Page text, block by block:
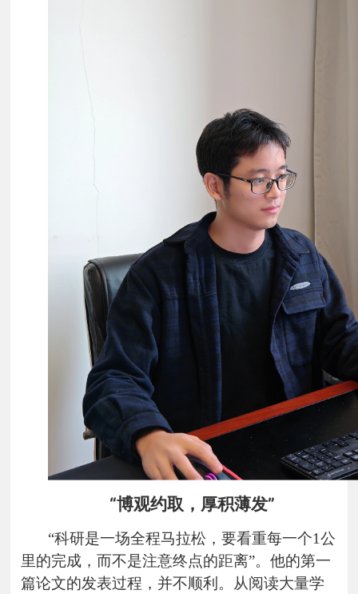
“博观约取，厚积薄发”
“科研是一场全程马拉松，要看重每一个1公
里的完成，而不是注意终点的距离”。他的第一
篇论文的发表过程，并不顺利。从阅读大量学